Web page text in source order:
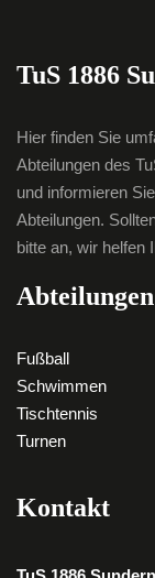
TuS 1886
Hier finden Sie
Abteilungen des
und informieren
Abteilungen.
bitte an, wir helfen
Fußball
Schwimmen
Tischtennis
Turnen
Kontakt